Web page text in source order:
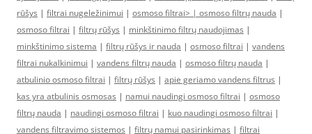
rūšys | filtrai nugeležinimui | osmoso filtrai> | osmoso filtrų nauda |
osmoso filtrai | filtrų rūšys | minkštinimo filtrų naudojimas |
minkštinimo sistema | filtrų rūšys ir nauda | osmoso filtrai | vandens
filtrai nukalkinimui | vandens filtrų nauda | osmoso filtrų nauda |
atbulinio osmoso filtrai | filtrų rūšys | apie geriamo vandens filtrus |
kas yra atbulinis osmosas | namui naudingi osmoso filtrai | osmoso
filtrų nauda | naudingi osmoso filtrai | kuo naudingi osmoso filtrai |
vandens filtravimo sistemos | filtrų namui pasirinkimas | filtrai